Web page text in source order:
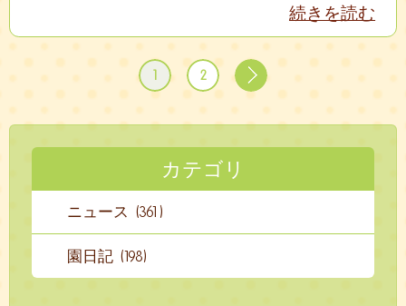
続きを読む
1 2
カテゴリ
ニュース (361)
園日記 (198)